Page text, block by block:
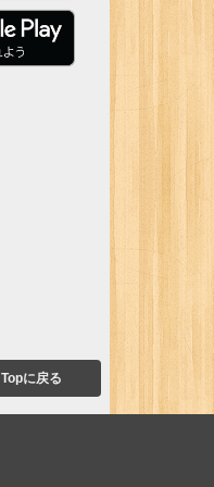
Topに戻る